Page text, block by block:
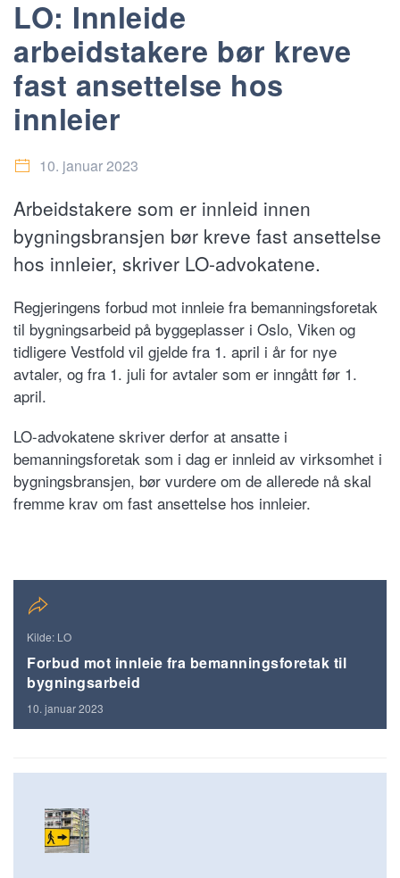
LO: Innleide
arbeidstakere bør kreve
fast ansettelse hos
innleier
10. januar 2023
Arbeidstakere som er innleid innen
bygningsbransjen bør kreve fast ansettelse
hos innleier, skriver LO-advokatene.
Regjeringens forbud mot innleie fra bemanningsforetak
til bygningsarbeid på byggeplasser i Oslo, Viken og
tidligere Vestfold vil gjelde fra 1. april i år for nye
avtaler, og fra 1. juli for avtaler som er inngått før 1.
april.
LO-advokatene skriver derfor at ansatte i
bemanningsforetak som i dag er innleid av virksomhet i
bygningsbransjen, bør vurdere om de allerede nå skal
fremme krav om fast ansettelse hos innleier.
Kilde: LO
Forbud mot innleie fra bemanningsforetak til
bygningsarbeid
10. januar 2023